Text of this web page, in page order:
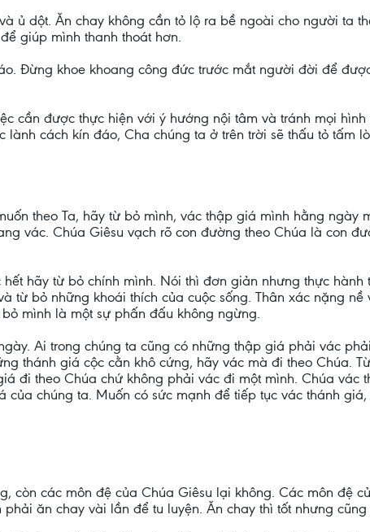
ủ dột. Ăn chay không cần tỏ lộ ra bề ngoài cho người ta
giúp mình thanh thoát hơn.
Đừng khoe khoang công đức trước mắt người đời để
cần được thực hiện với ý hướng nội tâm và tránh mọi
lành cách kín đáo, Cha chúng ta ở trên trời sẽ thấu tỏ tấm
theo Ta, hãy từ bỏ mình, vác thập giá mình hằng ngày
vác. Chúa Giêsu vạch rõ con đường theo Chúa là con
hãy từ bỏ chính mình. Nói thì đơn giản nhưng thực
từ bỏ những khoái thích của cuộc sống. Thân xác nặng
mình là một sự phấn đấu không ngừng.
Ai trong chúng ta cũng có những thập giá phải vác
thánh giá cộc cằn khô cứng, hãy vác mà đi theo Chúa.
đi theo Chúa chứ không phải vác đi một mình. Chúa vác
chúng ta. Muốn có sức mạnh để tiếp tục vác thánh
còn các môn đệ của Chúa Giêsu lại không. Các môn đệ
ăn chay vài lần để tu luyện. Ăn chay thì tốt nhưng